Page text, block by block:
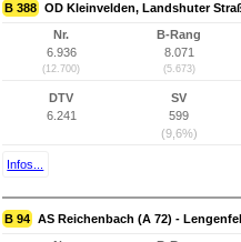
B 388 OD Kleinvelden, Landshuter
Nr.
6.936
(12.700)
B-Rang
8.071
(5.673)
DTV
6.241
SV
599
(9,6%)
Infos...
B 94 AS Reichenbach (A 72) -